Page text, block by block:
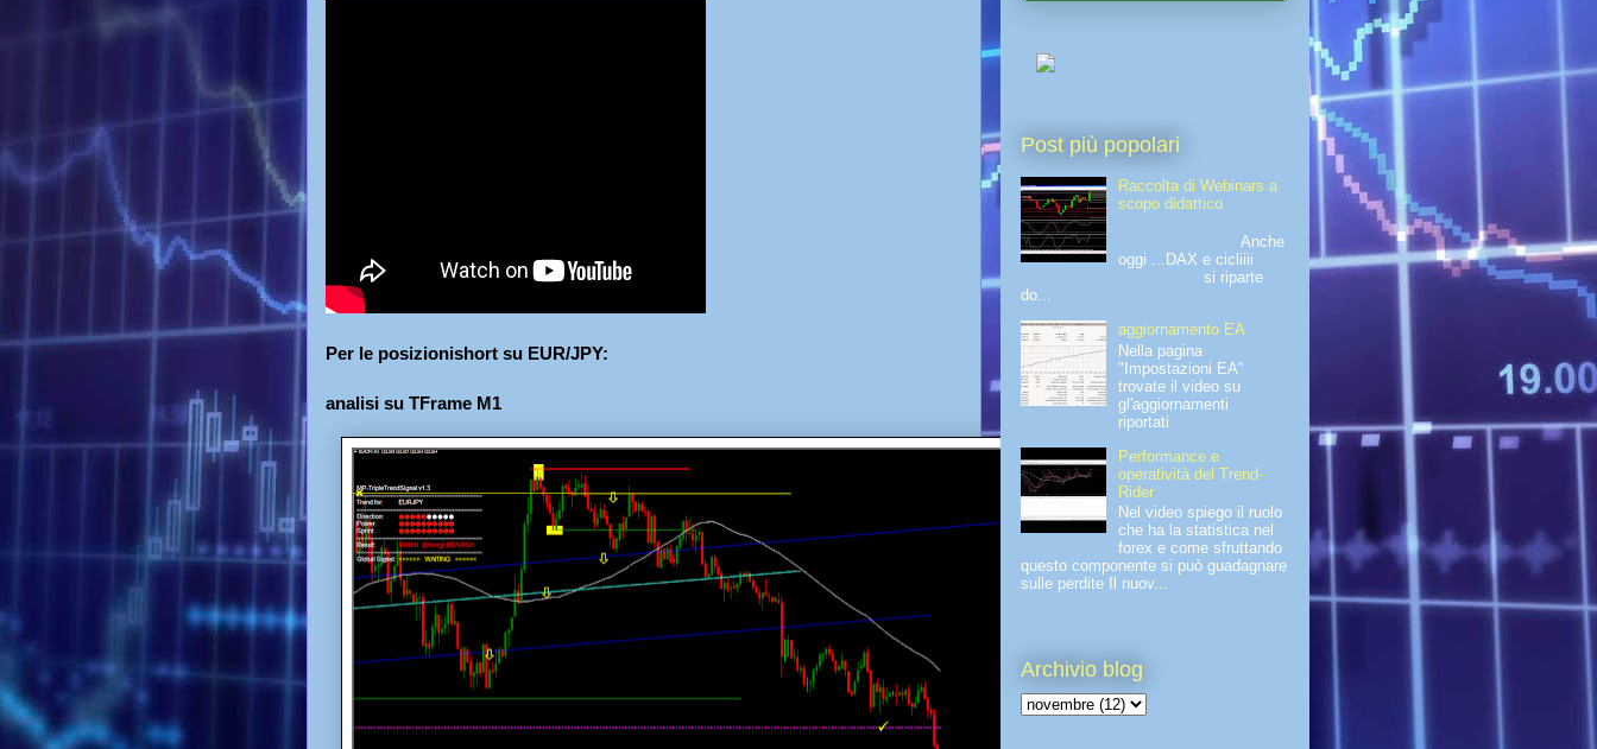
Per le posizionishort su EUR/JPY:
analisi su TFrame M1
Post più popolari
Raccolta di Webinars a
scopo didattico
Anche
oggi ...DAX e cicliiii
si riparte
do...
aggiornamento EA
Nella pagina
"Impostazioni EA"
trovate il video su
gl'aggiornamenti
riportati
Performance e
operatività del Trend-
Rider
Nel video spiego il ruolo
che ha la statistica nel
forex e come sfruttando
questo componente si può guadagnare
sulle perdite Il nuov...
Archivio blog